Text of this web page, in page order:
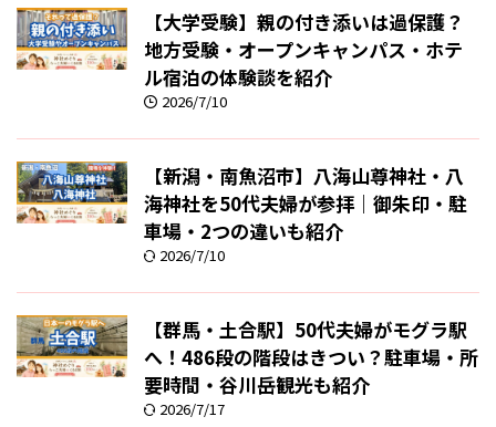
【大学受験】親の付き添いは過保護？
地方受験・オープンキャンパス・ホテ
ル宿泊の体験談を紹介
2026/7/10
【新潟・南魚沼市】八海山尊神社・八
海神社を50代夫婦が参拝｜御朱印・駐
車場・2つの違いも紹介
2026/7/10
【群馬・土合駅】50代夫婦がモグラ駅
へ！486段の階段はきつい？駐車場・所
要時間・谷川岳観光も紹介
2026/7/17